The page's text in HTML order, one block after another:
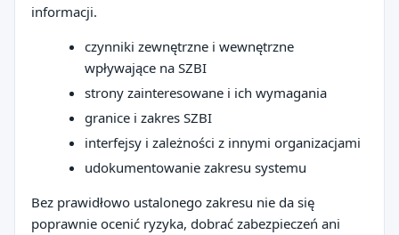
informacji.
czynniki zewnętrzne i wewnętrzne
wpływające na SZBI
strony zainteresowane i ich wymagania
granice i zakres SZBI
interfejsy i zależności z innymi organizacjami
udokumentowanie zakresu systemu
Bez prawidłowo ustalonego zakresu nie da się
poprawnie ocenić ryzyka, dobrać zabezpieczeń ani